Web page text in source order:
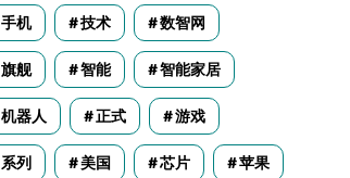
手机 技术 数智网
旗舰 智能 智能家居
机器人 正式 游戏
系列 美国 芯片 苹果